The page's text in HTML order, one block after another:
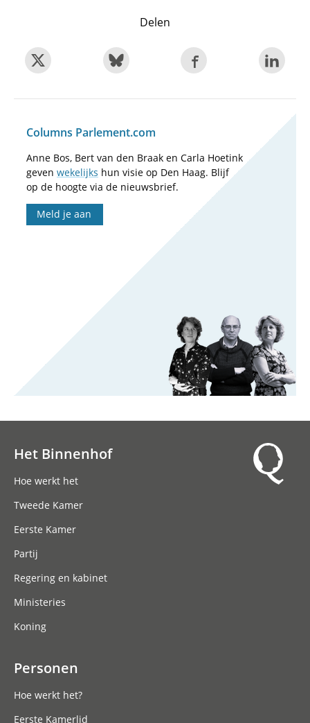
Delen
Columns Parlement.com
Anne Bos, Bert van den Braak en Carla Hoetink
geven wekelijks hun visie op Den Haag. Blijf
op de hoogte via de nieuwsbrief.
Meld je aan
Het Binnenhof
Hoe werkt het
Tweede Kamer
Eerste Kamer
Partij
Regering en kabinet
Ministeries
Koning
Personen
Hoe werkt het?
Eerste Kamerlid